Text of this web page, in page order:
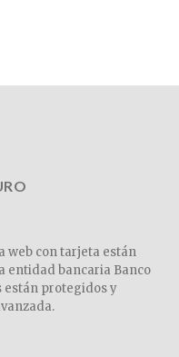
web con tarjeta están
entidad bancaria Banco
están protegidos y